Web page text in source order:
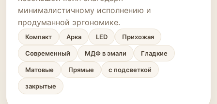
минималистичному исполнению и
продуманной эргономике.
Компакт Арка LED Прихожая
Современный МДФ в эмали Гладкие
Матовые Прямые с подсветкой
закрытые